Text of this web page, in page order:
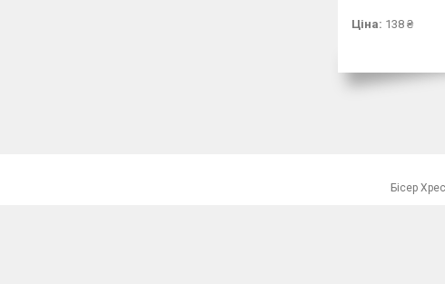
Ціна: 138 ₴